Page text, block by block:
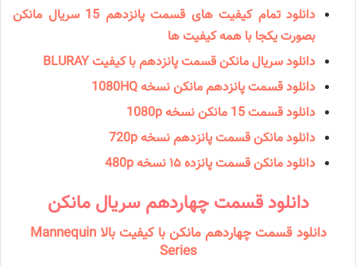
دانلود تمام کیفیت های قسمت پانزدهم 15 سریال مانکن
بصورت یکجا با همه کیفیت ها
دانلود سریال مانكن قسمت پانزدهم با کیفیت BLURAY
دانلود قسمت پانزدهم مانکن نسخه 1080HQ
دانلود قسمت 15 مانكن نسخه 1080p
دانلود مانكن قسمت پانزدهم نسخه 720p
دانلود مانكن قسمت پانزده ۱۵ نسخه 480p
دانلود قسمت چهاردهم سریال مانكن
دانلود قسمت چهاردهم مانکن با کیفیت بالا Mannequin
Series